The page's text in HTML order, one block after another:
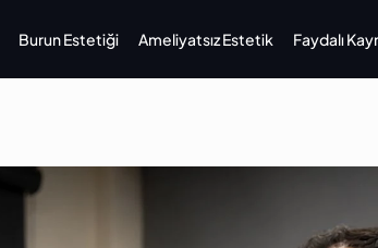
Burun Estetiği Ameliyatsız Estetik Faydalı